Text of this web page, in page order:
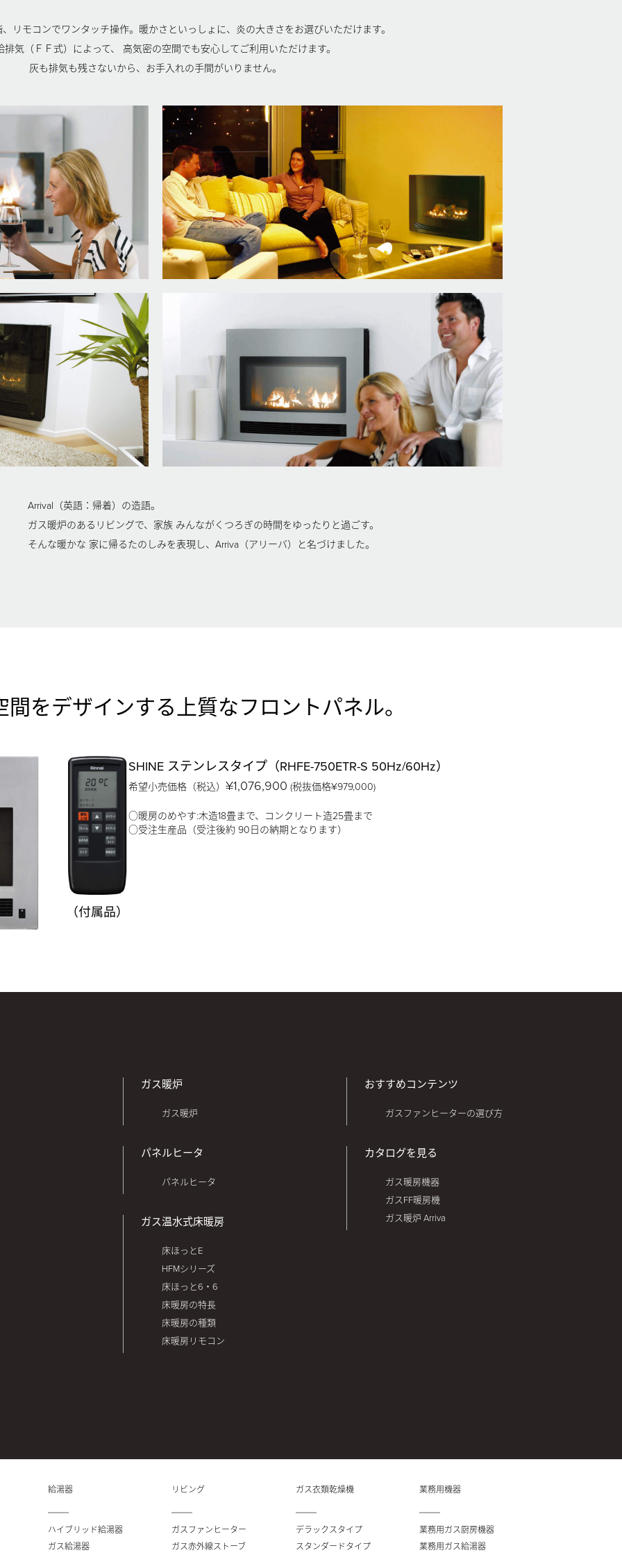
リモコンでワンタッチ操作。暖かさといっしょに、炎の大きさをお選びいただけます。
排気（ＦＦ式）によって、 高気密の空間でも安心してご利用いただけます。
灰も排気も残さないから、お手入れの手間がいりません。
Arrival（英語：帰着）の造語。
ガス暖炉のあるリビングで、家族 みんながくつろぎの時間をゆったりと過ごす。
そんな暖かな 家に帰るたのしみを表現し、Arriva（アリーバ）と名づけました。
をデザインする上質なフロントパネル。
SHINE ステンレスタイプ（RHFE-750ETR-S 50Hz/60Hz）
希望小売価格（税込） ¥1,076,900 (税抜価格¥979,000)
○暖房のめやす:木造18畳まで、コンクリート造25畳まで
○受注生産品（受注後約 90日の納期となります）
ガス暖炉
ガス暖炉
パネルヒータ
パネルヒータ
ガス温水式床暖房
床ほっとE
HFMシリーズ
床ほっと6・6
床暖房の特長
床暖房の種類
床暖房リモコン
おすすめコンテンツ
ガスファンヒーターの選び方
カタログを見る
ガス暖房機器
ガスFF暖房機
ガス暖炉 Arriva
給湯器
ハイブリッド給湯器
ガス給湯器
リビング
ガスファンヒーター
ガス赤外線ストーブ
ガス衣類乾燥機
デラックスタイプ
スタンダードタイプ
業務用機器
業務用ガス厨房機器
業務用ガス給湯器